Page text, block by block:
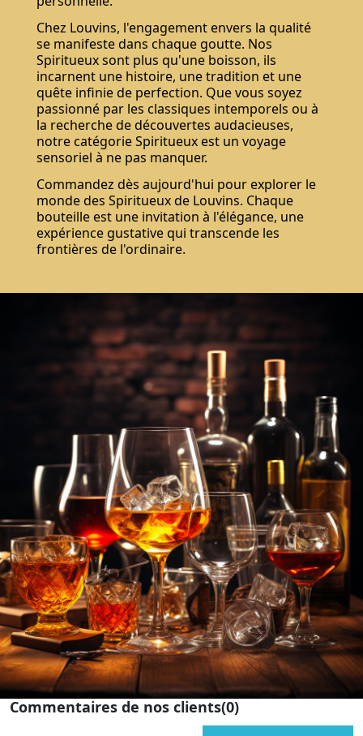
Chez Louvins, l'engagement envers la qualité
se manifeste dans chaque goutte. Nos
Spiritueux sont plus qu'une boisson, ils
incarnent une histoire, une tradition et une
quête infinie de perfection. Que vous soyez
passionné par les classiques intemporels ou à
la recherche de découvertes audacieuses,
notre catégorie Spiritueux est un voyage
sensoriel à ne pas manquer.
Commandez dès aujourd'hui pour explorer le
monde des Spiritueux de Louvins. Chaque
bouteille est une invitation à l'élégance, une
expérience gustative qui transcende les
frontières de l'ordinaire.
Commentaires de nos clients(0)